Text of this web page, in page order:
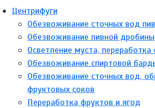
Центрифуги
Обезвоживание сточных вод
Обезвоживание пивной дробины
Осветление муста,
Обезвоживание спиртовой
Обезвоживание сточных вод,
фруктовых соков
Переработка фруктов и ягод